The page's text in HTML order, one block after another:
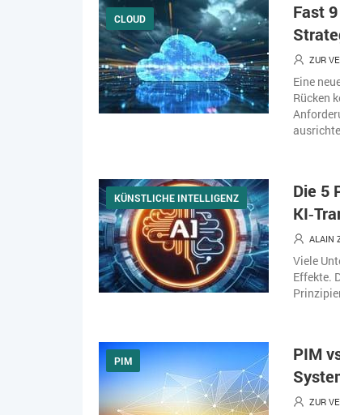
CLOUD
Fast
ZUR
Eine
Rücken
KÜNSTLICHE INTELLIGENZ
Die 5
ALAIN
Viele
Effekte.
PIM
PIM
ZUR